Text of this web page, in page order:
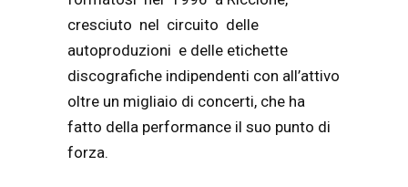
cresciuto nel circuito delle
autoproduzioni e delle etichette
discografiche indipendenti con all’attivo
oltre un migliaio di concerti, che ha
fatto della performance il suo punto di
forza.